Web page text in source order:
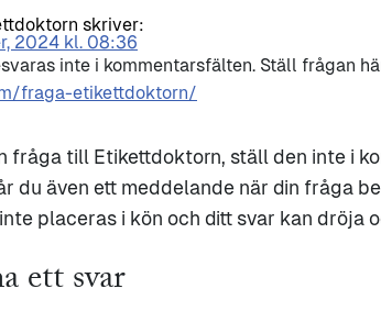
skriver:
2024 kl. 08:36
inte i kommentarsfälten. Ställ frågan
fraga-etikettdoktorn/
fråga till Etikettdoktorn, ställ den inte i
du även ett meddelande när din fråga
placeras i kön och ditt svar kan dröja
ett svar